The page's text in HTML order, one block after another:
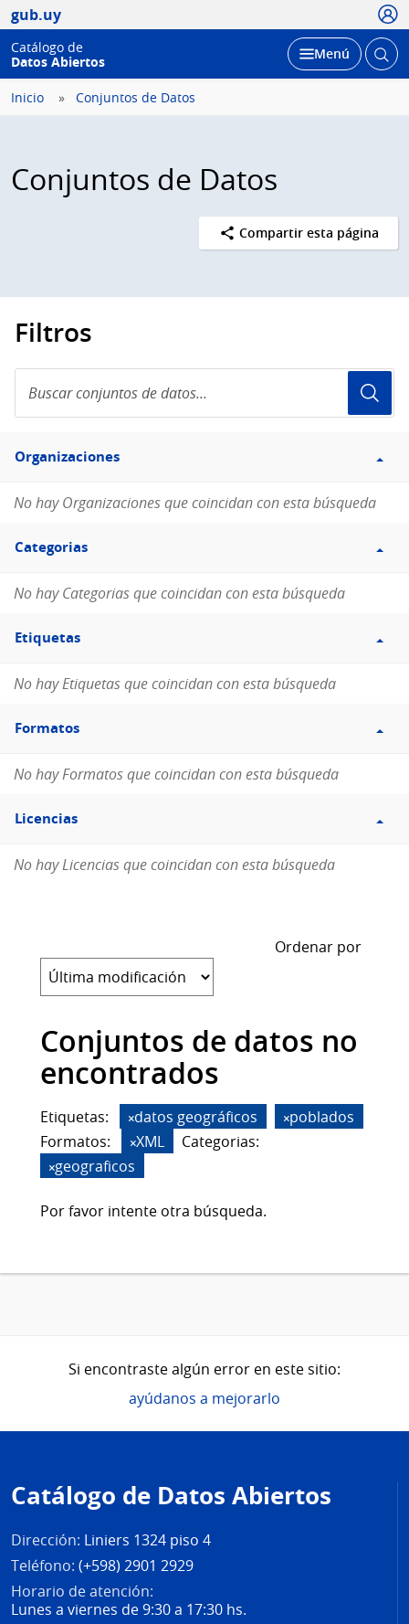
gub.uy
Catálogo de
Datos Abiertos
Desplegar
Menú Abrir
Inicio Conjuntos de Datos
Conjuntos de Datos
Compartir esta página
Filtros
conjuntos
de
Filtro
Organizaciones
Organizaciones
No hay Organizaciones que coincidan con esta búsqueda
Filtro
Categorias
Categorias
No hay Categorias que coincidan con esta búsqueda
Filtro
Etiquetas
Etiquetas
No hay Etiquetas que coincidan con esta búsqueda
Filtro
Formatos
Formatos
No hay Formatos que coincidan con esta búsqueda
Filtro
Licencias
Licencias
No hay Licencias que coincidan con esta búsqueda
Ordenar por
Conjuntos de datos no
encontrados
Etiquetas: datos geográficos
poblados
Formatos:
XML
Categorias:
geograficos
Por favor intente otra búsqueda.
Si encontraste algún error en este sitio:
ayúdanos a mejorarlo
de
página
Catálogo de Datos Abiertos
Dirección: Liniers 1324 piso 4
Teléfono: (+598) 2901 2929
Horario de atención:
Lunes a viernes de 9:30 a 17:30 hs.